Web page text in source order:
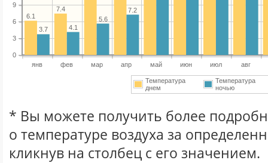
янв фев мар апр май июн июл авг
0
3
6
9
7.4
6.1
7.2
5.6
4.1
3.7
Температура
днем
Температура
ночью
* Вы можете получить более
о температуре воздуха за
кликнув на столбец с его значением.